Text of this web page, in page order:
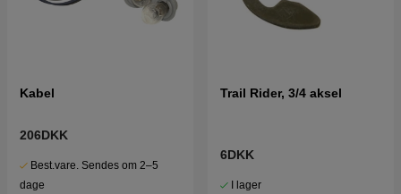
Kabel
206DKK
Best.vare. Sendes om 2–5
dage
Trail Rider, 3/4 aksel
6DKK
I lager